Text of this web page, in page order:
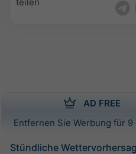
AD FREE
Entfernen Sie Werbung für
Stündliche